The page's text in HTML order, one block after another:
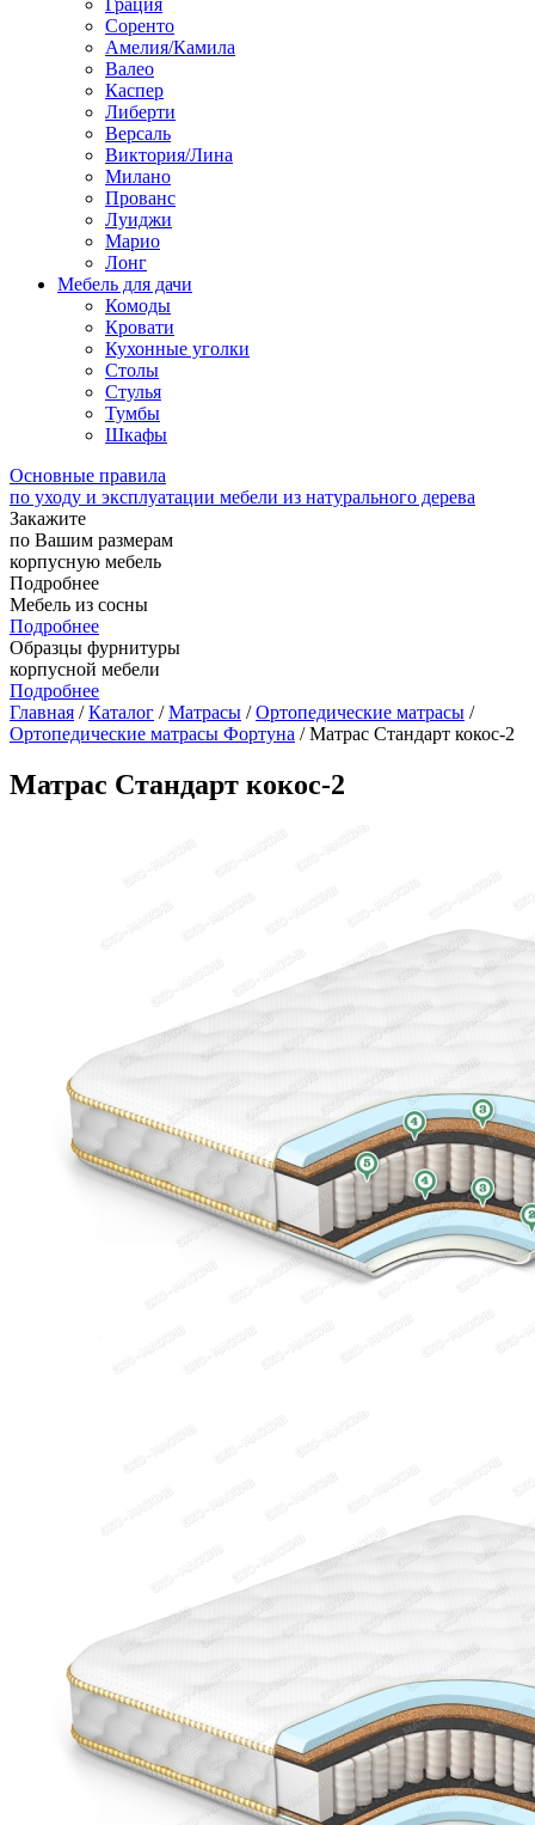
Грация
Соренто
Амелия/Камила
Валео
Каспер
Либерти
Версаль
Виктория/Лина
Милано
Прованс
Луиджи
Марио
Лонг
Мебель для дачи
Комоды
Кровати
Кухонные уголки
Столы
Стулья
Тумбы
Шкафы
Основные правила
по уходу и эксплуатации мебели из натурального дерева
Закажите
по Вашим размерам
корпусную мебель
Подробнее
Мебель из сосны
Подробнее
Образцы фурнитуры
корпусной мебели
Подробнее
Главная /Каталог /Матрасы /Ортопедические матрасы /
Ортопедические матрасы Фортуна / Матрас Стандарт кокос-2
Матрас Стандарт кокос-2